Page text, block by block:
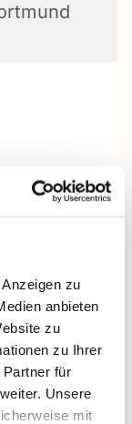
zu
anbieten
zu
zu Ihrer
für
Unsere
mit